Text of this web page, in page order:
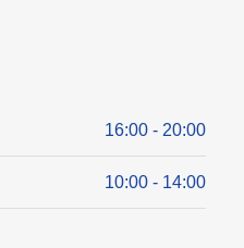
16:00 - 20:00
10:00 - 14:00